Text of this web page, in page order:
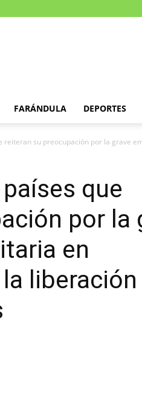
FARÁNDULA DEPORTES
reiteran su preocupación por la grave
que
por la
en
liberación